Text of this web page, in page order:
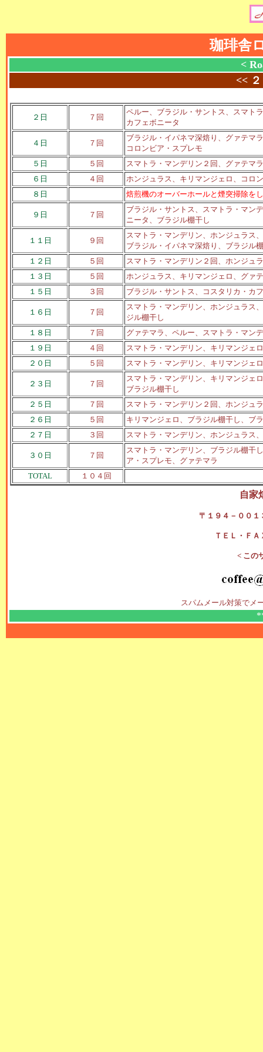
珈琲舎
<
<<
２日 ７回
ペルー、ブラジル・サントス、スマト
カフェボニータ
４日 ７回
ブラジル・イパネマ深焙り、グァテマ
コロンビア・スプレモ
５日
５回
スマトラ・マンデリン２回、グァテマ
６日
４回
ホンジュラス、キリマンジェロ、コロ
８日
焙煎機のオーバーホールと煙突掃除を
９日 ７回
ブラジル・サントス、スマトラ・マン
ニータ、ブラジル棚干し
１１日 ９回
スマトラ・マンデリン、ホンジュラス
ブラジル・イパネマ深焙り、ブラジル
１２日
５回
スマトラ・マンデリン２回、ホンジュ
１３日
５回
ホンジュラス、キリマンジェロ、グァ
１５日
３回 ブラジル・サントス、コスタリカ・カ
１６日 ７回
スマトラ・マンデリン、ホンジュラス
ジル棚干し
１８日
７回
グァテマラ、ペルー、スマトラ・マン
１９日
４回
スマトラ・マンデリン、キリマンジェ
２０日
５回 スマトラ・マンデリン、キリマンジェ
２３日 ７回
スマトラ・マンデリン、キリマンジェ
ブラジル棚干し
２５日
７回
スマトラ・マンデリン２回、ホンジュ
２６日
５回
キリマンジェロ、ブラジル棚干し、ブ
２７日
３回 スマトラ・マンデリン、ホンジュラス
３０日 ７回
スマトラ・マンデリン、ブラジル棚干
ア・スプレモ、グァテマラ
TOTAL
１０４回
自家
〒１９４－００１
ＴＥＬ・Ｆ
< この
スパムメール対策でメ